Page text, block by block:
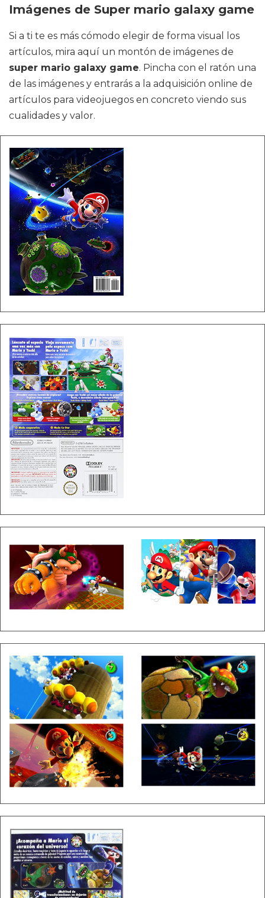
Imágenes de Super mario galaxy game
Si a ti te es más cómodo elegir de forma visual los
artículos, mira aquí un montón de imágenes de
super mario galaxy game. Pincha con el ratón una
de las imágenes y entrarás a la adquisición online de
artículos para videojuegos en concreto viendo sus
cualidades y valor.